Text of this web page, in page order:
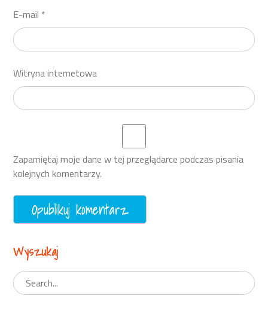
E-mail *
Witryna internetowa
Zapamiętaj moje dane w tej przeglądarce podczas pisania
kolejnych komentarzy.
Wyszukaj